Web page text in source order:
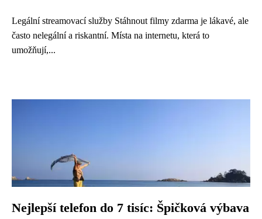
Legální streamovací služby Stáhnout filmy zdarma je lákavé, ale
často nelegální a riskantní. Místa na internetu, která to
umožňují,...
Nejlepší telefon do 7 tisíc: Špičková výbava